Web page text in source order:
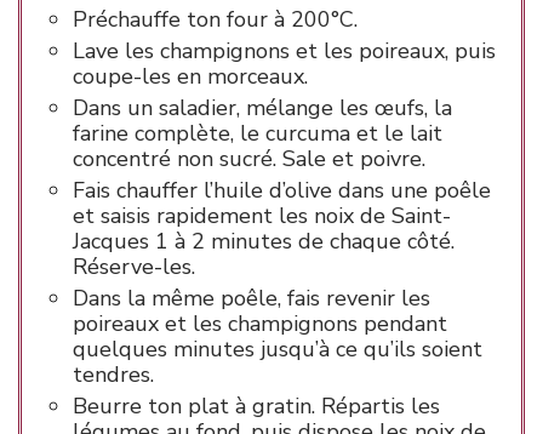
Préchauffe ton four à 200°C.
Lave les champignons et les poireaux, puis
coupe-les en morceaux.
Dans un saladier, mélange les œufs, la
farine complète, le curcuma et le lait
concentré non sucré. Sale et poivre.
Fais chauffer l’huile d’olive dans une poêle
et saisis rapidement les noix de Saint-
Jacques 1 à 2 minutes de chaque côté.
Réserve-les.
Dans la même poêle, fais revenir les
poireaux et les champignons pendant
quelques minutes jusqu’à ce qu’ils soient
tendres.
Beurre ton plat à gratin. Répartis les